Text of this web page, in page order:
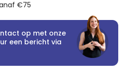
€75
op met onze
een bericht via